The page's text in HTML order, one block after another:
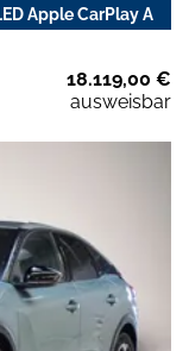
Apple CarPlay A
18.119,00 €
ausweisbar